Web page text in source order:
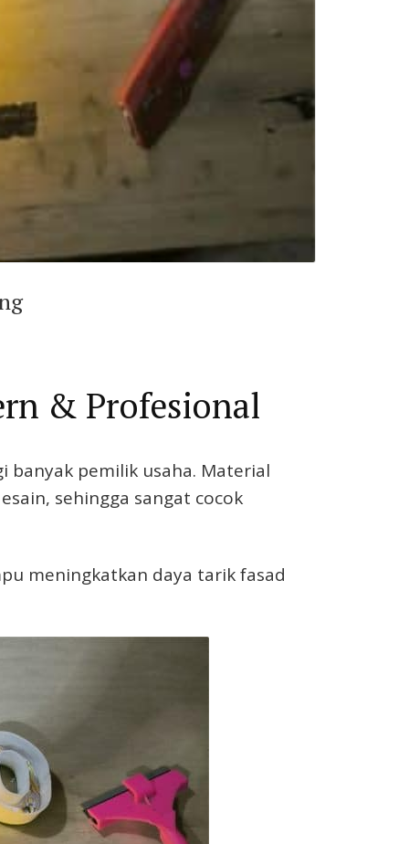
& Profesional
pemilik usaha. Material
sehingga sangat cocok
meningkatkan daya tarik fasad